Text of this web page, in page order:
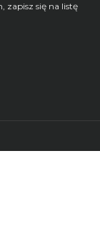
zapisz się na listę